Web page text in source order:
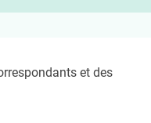
et des